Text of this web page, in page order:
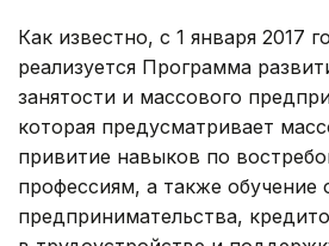
Как известно, с 1 января 2017
реализуется Программа
занятости и массового
которая предусматривает
привитие навыков по
профессиям, а также обучение
предпринимательства,